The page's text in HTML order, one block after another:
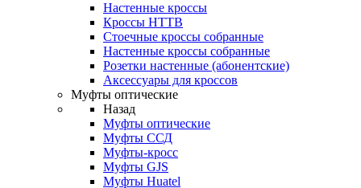
Настенные кроссы
Кроссы HTTB
Стоечные кроссы собранные
Настенные кроссы собранные
Розетки настенные (абонентские)
Аксессуары для кроссов
Муфты оптические
Назад
Муфты оптические
Муфты ССД
Муфты-кросс
Муфты GJS
Муфты Huatel